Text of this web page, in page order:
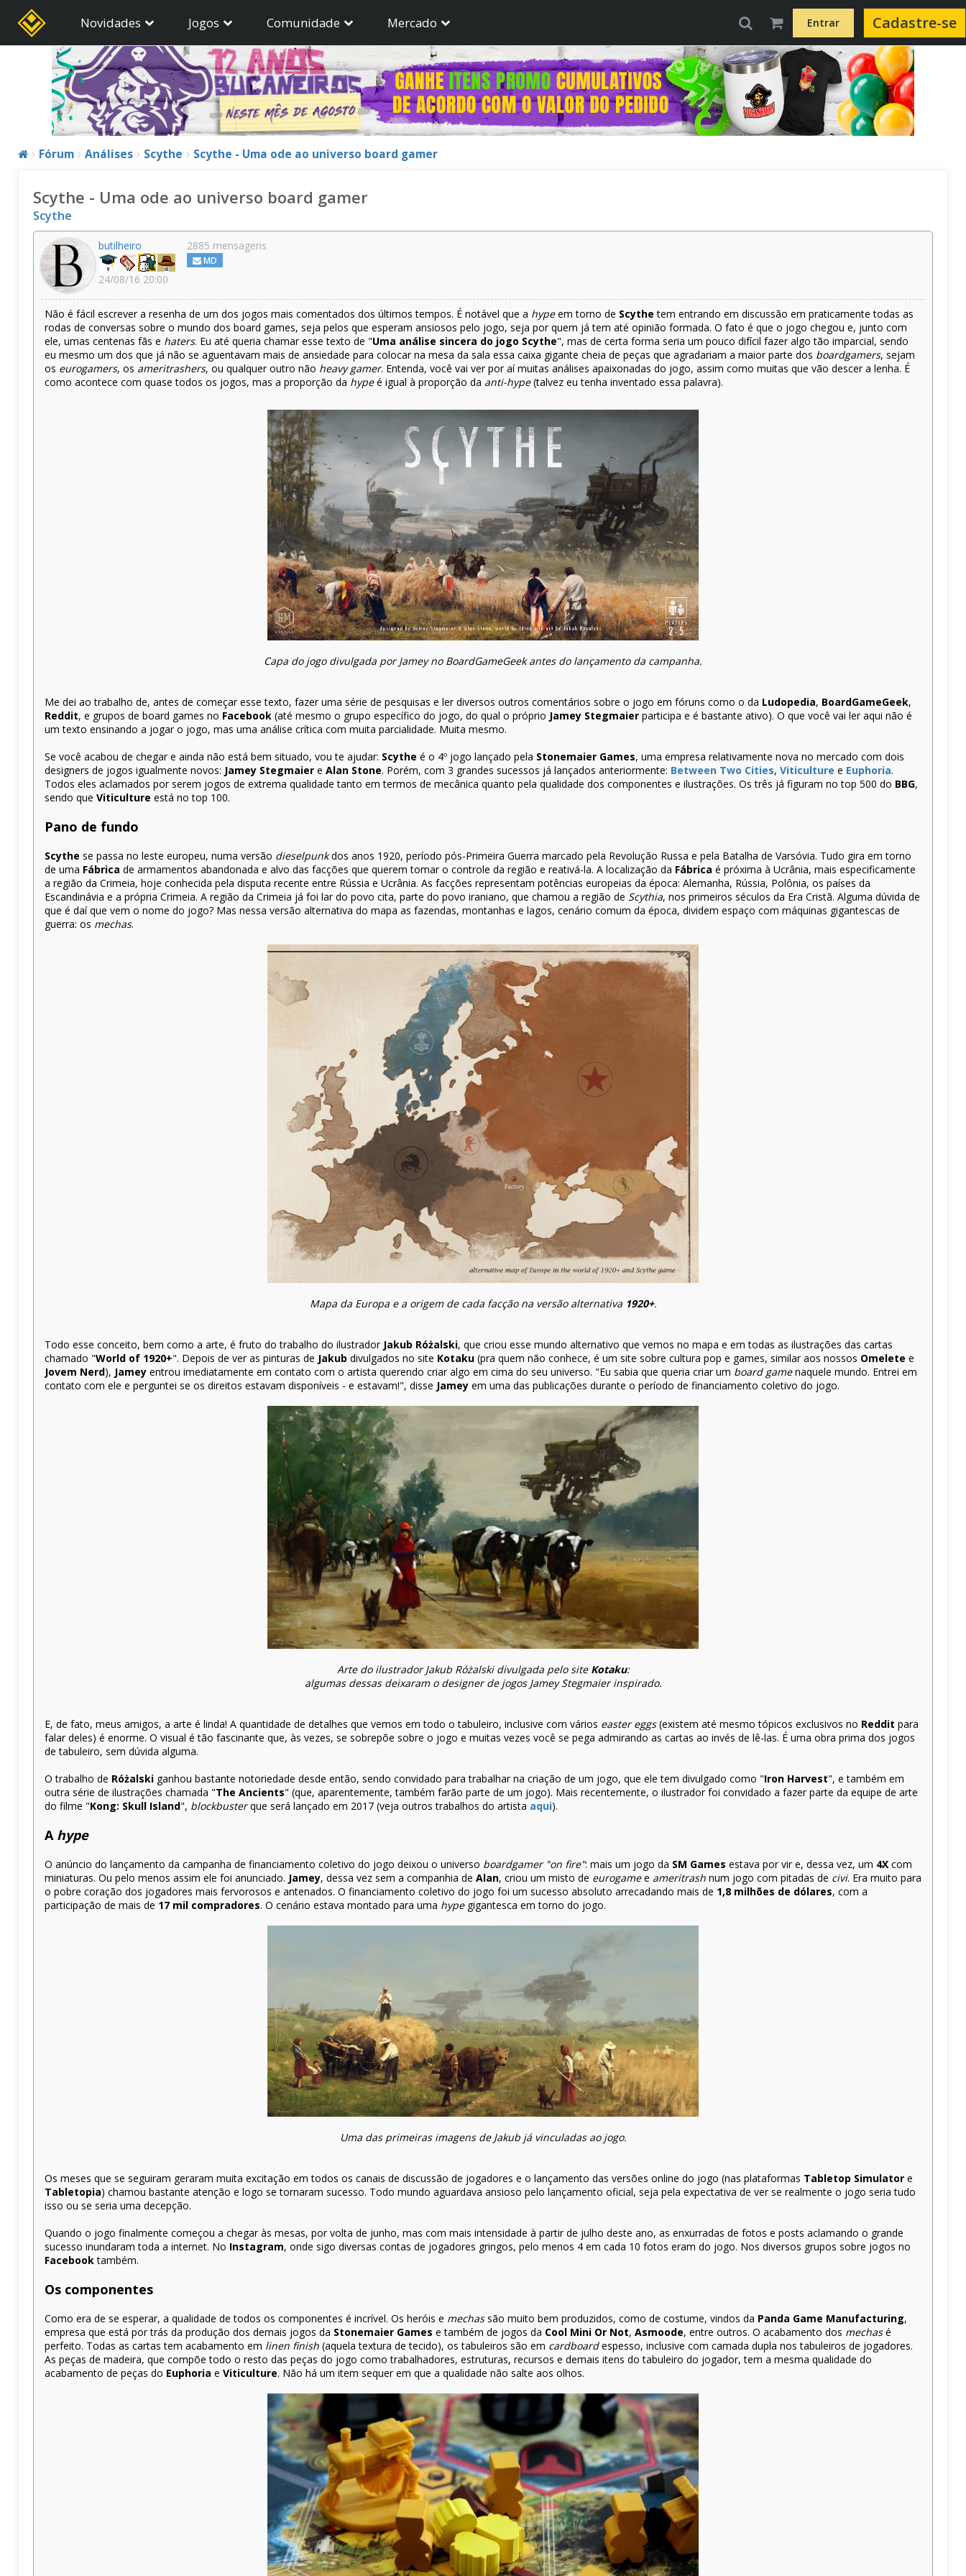
Novidades Jogos Comunidade Mercado Entrar Cadastre-se
Fórum Análises Scythe Scythe - Uma ode ao universo board gamer
Scythe - Uma ode ao universo board gamer
Scythe
butilheiro
24/08/16 20:00
2885 mensagens
MD
Não é fácil escrever a resenha de um dos jogos mais comentados dos últimos tempos. É notável que a hypeem torno de Scythe tem entrando em discussão em praticamente todas as
rodas de conversas sobre o mundo dos board games, seja pelos que esperam ansiosos pelo jogo, seja por quem já tem até opinião formada. O fato é que o jogo chegou e, junto com
ele, umas centenas fãs e haters. Eu até queria chamar esse texto de "Uma análise sincera do jogo Scythe", mas de certa forma seria um pouco difícil fazer algo tão imparcial, sendo
eu mesmo um dos que já não se aguentavam mais de ansiedade para colocar na mesa da sala essa caixa gigante cheia de peças que agradariam a maior parte dos boardgamers, sejam
os eurogamers, os ameritrashers, ou qualquer outro não heavy gamer. Entenda, você vai ver por aí muitas análises apaixonadas do jogo, assim como muitas que vão descer a lenha. É
como acontece com quase todos os jogos, mas a proporção da hypeé igual à proporção da anti-hype(talvez eu tenha inventado essa palavra).
Capa do jogo divulgada por Jamey no BoardGameGeek antes do lançamento da campanha.
Me dei ao trabalho de, antes de começar esse texto, fazer uma série de pesquisas e ler diversos outros comentários sobre o jogo em fóruns como o da Ludopedia, BoardGameGeek,
Reddit, e grupos de board games no Facebook (até mesmo o grupo específico do jogo, do qual o próprio Jamey Stegmaier participa e é bastante ativo). O que você vai ler aqui não é
um texto ensinando a jogar o jogo, mas uma análise crítica com muita parcialidade. Muita mesmo.
Se você acabou de chegar e ainda não está bem situado, vou te ajudar: Scythe é o 4º jogo lançado pela Stonemaier Games, uma empresa relativamente nova no mercado com dois
designers de jogos igualmente novos: Jamey Stegmaier e Alan Stone. Porém, com 3 grandes sucessos já lançados anteriormente: Between Two Cities, Viticulture e Euphoria.
Todos eles aclamados por serem jogos de extrema qualidade tanto em termos de mecânica quanto pela qualidade dos componentes e ilustrações. Os três já figuram no top 500 do BBG,
sendo que Viticulture está no top 100.
Pano de fundo
Scythe se passa no leste europeu, numa versão dieselpunkdos anos 1920, período pós-Primeira Guerra marcado pela Revolução Russa e pela Batalha de Varsóvia. Tudo gira em torno
de uma Fábrica de armamentos abandonada e alvo das facções que querem tomar o controle da região e reativá-la. A localização da Fábrica é próxima à Ucrânia, mais especificamente
a região da Crimeia, hoje conhecida pela disputa recente entre Rússia e Ucrânia. As facções representam potências europeias da época: Alemanha, Rússia, Polônia, os países da
Escandinávia e a própria Crimeia. A região da Crimeia já foi lar do povo cita, parte do povo iraniano, que chamou a região de Scythia, nos primeiros séculos da Era Cristã. Alguma dúvida de
que é daí que vem o nome do jogo? Mas nessa versão alternativa do mapa as fazendas, montanhas e lagos, cenário comum da época, dividem espaço com máquinas gigantescas de
guerra: os mechas.
Mapa da Europa e a origem de cada facção na versão alternativa 1920+.
Todo esse conceito, bem como a arte, é fruto do trabalho do ilustrador Jakub Różalski, que criou esse mundo alternativo que vemos no mapa e em todas as ilustrações das cartas
chamado "World of 1920+". Depois de ver as pinturas de Jakub divulgados no site Kotaku (pra quem não conhece, é um site sobre cultura pop e games, similar aos nossos Omelete e
Jovem Nerd), Jamey entrou imediatamente em contato com o artista querendo criar algo em cima do seu universo. "Eu sabia que queria criar um board gamenaquele mundo. Entrei em
contato com ele e perguntei se os direitos estavam disponíveis - e estavam!", disse Jamey em uma das publicações durante o período de financiamento coletivo do jogo.
Arte do ilustrador Jakub Różalski divulgada pelo site Kotaku:
algumas dessas deixaram o designer de jogos Jamey Stegmaier inspirado.
E, de fato, meus amigos, a arte é linda! A quantidade de detalhes que vemos em todo o tabuleiro, inclusive com vários easter eggs(existem até mesmo tópicos exclusivos no Reddit para
falar deles) é enorme. O visual é tão fascinante que, às vezes, se sobrepõe sobre o jogo e muitas vezes você se pega admirando as cartas ao invés de lê-las. É uma obra prima dos jogos
de tabuleiro, sem dúvida alguma.
O trabalho de Różalski ganhou bastante notoriedade desde então, sendo convidado para trabalhar na criação de um jogo, que ele tem divulgado como "Iron Harvest", e também em
outra série de ilustrações chamada "The Ancients" (que, aparentemente, também farão parte de um jogo). Mais recentemente, o ilustrador foi convidado a fazer parte da equipe de arte
do filme "Kong: Skull Island", blockbusterque será lançado em 2017 (veja outros trabalhos do artista aqui).
A hype
O anúncio do lançamento da campanha de financiamento coletivo do jogo deixou o universo boardgamer "on fire": mais um jogo da SM Games estava por vir e, dessa vez, um 4X com
miniaturas. Ou pelo menos assim ele foi anunciado. Jamey, dessa vez sem a companhia de Alan, criou um misto de eurogamee ameritrash num jogo com pitadas de civi. Era muito para
o pobre coração dos jogadores mais fervorosos e antenados. O financiamento coletivo do jogo foi um sucesso absoluto arrecadando mais de 1,8 milhões de dólares, com a
participação de mais de 17 mil compradores. O cenário estava montado para uma hypegigantesca em torno do jogo.
Uma das primeiras imagens de Jakub já vinculadas ao jogo.
Os meses que se seguiram geraram muita excitação em todos os canais de discussão de jogadores e o lançamento das versões online do jogo (nas plataformas Tabletop Simulator e
Tabletopia) chamou bastante atenção e logo se tornaram sucesso. Todo mundo aguardava ansioso pelo lançamento oficial, seja pela expectativa de ver se realmente o jogo seria tudo
isso ou se seria uma decepção.
Quando o jogo finalmente começou a chegar às mesas, por volta de junho, mas com mais intensidade à partir de julho deste ano, as enxurradas de fotos e posts aclamando o grande
sucesso inundaram toda a internet. No Instagram, onde sigo diversas contas de jogadores gringos, pelo menos 4 em cada 10 fotos eram do jogo. Nos diversos grupos sobre jogos no
Facebooktambém.
Os componentes
Como era de se esperar, a qualidade de todos os componentes é incrível. Os heróis e mechassão muito bem produzidos, como de costume, vindos da Panda Game Manufacturing,
empresa que está por trás da produção dos demais jogos da Stonemaier Games e também de jogos da Cool Mini Or Not, Asmoode, entre outros. O acabamento dos mechasé
perfeito. Todas as cartas tem acabamento em linen finish (aquela textura de tecido), os tabuleiros são em cardboardespesso, inclusive com camada dupla nos tabuleiros de jogadores.
As peças de madeira, que compõe todo o resto das peças do jogo como trabalhadores, estruturas, recursos e demais itens do tabuleiro do jogador, tem a mesma qualidade do
acabamento de peças do Euphoria e Viticulture. Não há um item sequer em que a qualidade não salte aos olhos.